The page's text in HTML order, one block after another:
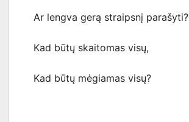
Ar lengva gerą straipsnį parašyti?
Kad būtų skaitomas visų,
Kad būtų mėgiamas visų?